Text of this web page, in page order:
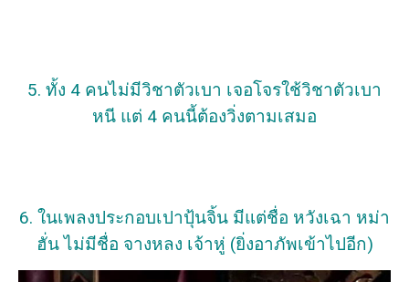
5. ทั้ง 4 คนไม่มีวิชาตัวเบา เจอโจรใช้วิชาตัวเบา
หนี แต่ 4 คนนี้ต้องวิ่งตามเสมอ
6. ในเพลงประกอบเปาปุ้นจิ้น มีแต่ชื่อ หวังเฉา หม่า
ฮั่น ไม่มีชื่อ จางหลง เจ้าหู่ (ยิ่งอาภัพเข้าไปอีก)